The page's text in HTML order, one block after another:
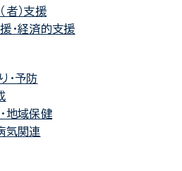
者）支援
・経済的支援
・予防
地域保健
気関連